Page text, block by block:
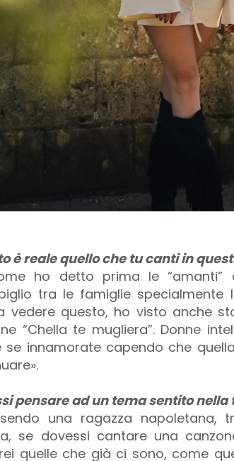
è reale quello che tu canti in
ho detto prima le
tra le famiglie specialmente
vedere questo, ho visto anche
“Chella te mugliera”. Donne
se innamorate capendo che
pensare ad un tema sentito
una ragazza
se dovessi cantare una
quelle che già ci sono, come